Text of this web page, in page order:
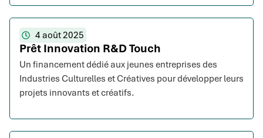
4 août 2025
Prêt Innovation R&D Touch
Un financement dédié aux jeunes entreprises des
Industries Culturelles et Créatives pour développer leurs
projets innovants et créatifs.